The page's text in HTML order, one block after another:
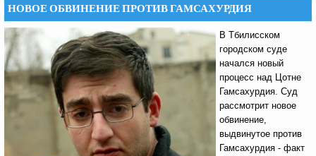
НОВОЕ ОБВИНЕНИЕ ПРОТИВ ГАМСАХУРДИЯ
В Тбилисском
городском суде
начался новый
процесс над Цотне
Гамсахурдия. Суд
рассмотрит новое
обвинение,
выдвинутое против
Гамсахурдия - факт